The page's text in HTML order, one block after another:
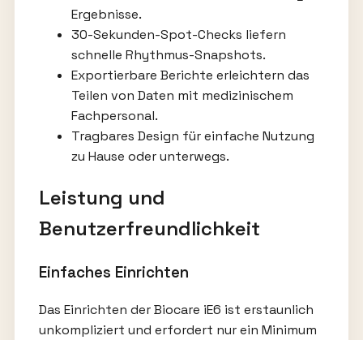
Ergebnisse.
30-Sekunden-Spot-Checks liefern
schnelle Rhythmus-Snapshots.
Exportierbare Berichte erleichtern das
Teilen von Daten mit medizinischem
Fachpersonal.
Tragbares Design für einfache Nutzung
zu Hause oder unterwegs.
Leistung und
Benutzerfreundlichkeit
Einfaches Einrichten
Das Einrichten der Biocare iE6 ist erstaunlich
unkompliziert und erfordert nur ein Minimum